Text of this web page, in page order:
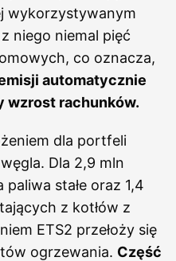
wykorzystywanym
niego niemal pięć
co oznacza,
automatycznie
wzrost rachunków.
dla portfeli
Dla 2,9 mln
stałe oraz 1,4
z kotłów z
ETS2 przełoży się
ogrzewania. Część